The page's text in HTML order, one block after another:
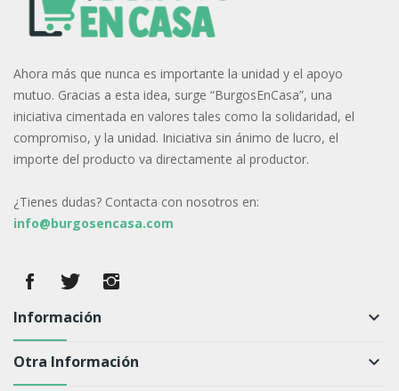
Ahora más que nunca es importante la unidad y el apoyo
mutuo. Gracias a esta idea, surge “BurgosEnCasa”, una
iniciativa cimentada en valores tales como la solidaridad, el
compromiso, y la unidad. Iniciativa sin ánimo de lucro, el
importe del producto va directamente al productor.
¿Tienes dudas? Contacta con nosotros en:
info@burgosencasa.com
Información keyboard_arrow_down
Otra Información keyboard_arrow_down